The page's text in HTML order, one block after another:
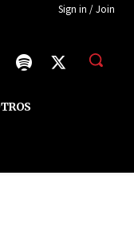
Sign in / Join